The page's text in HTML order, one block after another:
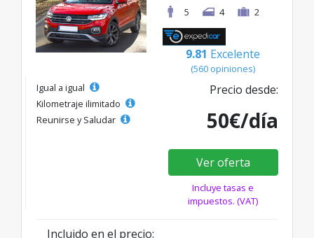
5
4 2
9.81 Excelente
(560 opiniones)
Igual a igual
Kilometraje ilimitado
Reunirse y Saludar
Precio desde:
50€/día
Ver oferta
Incluye tasas e
impuestos. (VAT)
Incluido en el precio: